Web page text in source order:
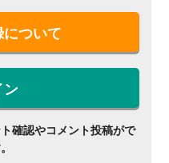
ついて
ン
確認やコメント投稿がで